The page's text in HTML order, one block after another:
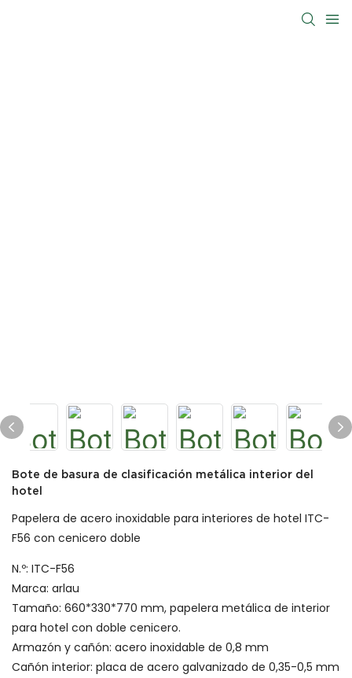
Bote de basura de clasificación metálica interior del
hotel
Papelera de acero inoxidable para interiores de hotel ITC-
F56 con cenicero doble
N.º: ITC-F56
Marca: arlau
Tamaño: 660*330*770 mm, papelera metálica de interior
para hotel con doble cenicero.
Armazón y cañón: acero inoxidable de 0,8 mm
Cañón interior: placa de acero galvanizado de 0,35-0,5 mm